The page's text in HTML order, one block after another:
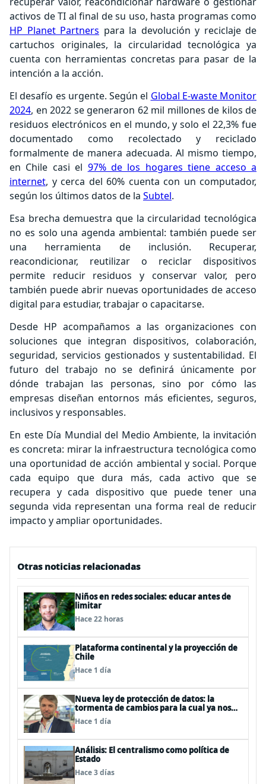
activos de TI al final de su uso, hasta programas como
HP Planet Partners para la devolución y reciclaje de
cartuchos originales, la circularidad tecnológica ya
cuenta con herramientas concretas para pasar de la
intención a la acción.
El desafío es urgente. Según el Global E-waste Monitor
2024, en 2022 se generaron 62 mil millones de kilos de
residuos electrónicos en el mundo, y solo el 22,3% fue
documentado como recolectado y reciclado
formalmente de manera adecuada. Al mismo tiempo,
en Chile casi el 97% de los hogares tiene acceso a
internet, y cerca del 60% cuenta con un computador,
según los últimos datos de la Subtel.
Esa brecha demuestra que la circularidad tecnológica
no es solo una agenda ambiental: también puede ser
una herramienta de inclusión. Recuperar,
reacondicionar, reutilizar o reciclar dispositivos
permite reducir residuos y conservar valor, pero
también puede abrir nuevas oportunidades de acceso
digital para estudiar, trabajar o capacitarse.
Desde HP acompañamos a las organizaciones con
soluciones que integran dispositivos, colaboración,
seguridad, servicios gestionados y sustentabilidad. El
futuro del trabajo no se definirá únicamente por
dónde trabajan las personas, sino por cómo las
empresas diseñan entornos más eficientes, seguros,
inclusivos y responsables.
En este Día Mundial del Medio Ambiente, la invitación
es concreta: mirar la infraestructura tecnológica como
una oportunidad de acción ambiental y social. Porque
cada equipo que dura más, cada activo que se
recupera y cada dispositivo que puede tener una
segunda vida representan una forma real de reducir
impacto y ampliar oportunidades.
Otras noticias relacionadas
Niños en redes sociales: educar antes de
limitar
Hace 22 horas
Plataforma continental y la proyección de
Chile
Hace 1 día
Nueva ley de protección de datos: la
tormenta de cambios para la cual ya nos
deberíamos estar preparando
Hace 1 día
Análisis: El centralismo como política de
Estado
Hace 3 días